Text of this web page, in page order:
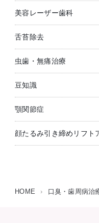
美容レーザー歯科
舌苔除去
虫歯・無痛治療
豆知識
顎関節症
顔たるみ引き締めリフト
HOME › 口臭・歯周病治